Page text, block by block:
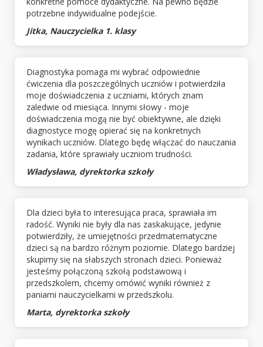
potrzebne indywidualne podejście.
Jitka, Nauczycielka 1. klasy
Diagnostyka pomaga mi wybrać odpowiednie
ćwiczenia dla poszczególnych uczniów i potwierdziła
moje doświadczenia z uczniami, których znam
zaledwie od miesiąca. Innymi słowy - moje
doświadczenia mogą nie być obiektywne, ale dzięki
diagnostyce mogę opierać się na konkretnych
wynikach uczniów. Dlatego będę włączać do nauczania
zadania, które sprawiały uczniom trudności.
Władysława, dyrektorka szkoły
Dla dzieci była to interesująca praca, sprawiała im
radość. Wyniki nie były dla nas zaskakujące, jedynie
potwierdziły, że umiejętności przedmatematyczne
dzieci są na bardzo różnym poziomie. Dlatego bardziej
skupimy się na słabszych stronach dzieci. Ponieważ
jesteśmy połączoną szkołą podstawową i
przedszkolem, chcemy omówić wyniki również z
paniami nauczycielkami w przedszkolu.
Marta, dyrektorka szkoły